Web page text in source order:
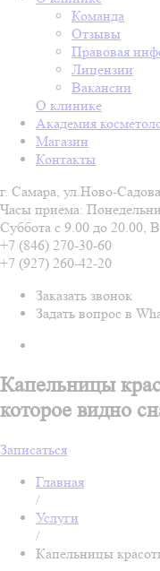
Команда
Отзывы
Правовая
Лицензии
Вакансии
О клинике
Академия
Магазин
Контакты
г. Самара, ул.Ново-
Часы приема:
Суббота с 9.00 до 20.00,
+7 (846) 270-30-60
+7 (927) 260-42-20
Заказать звонок
Задать вопрос в
Капельницы
которое видно
Записаться
Главная
/
Услуги
/
Капельницы